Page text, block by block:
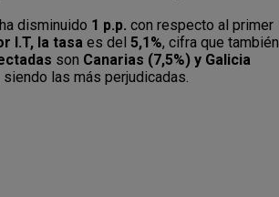
disminuido 1 p.p. con respecto al primer
I.T, la tasa es del 5,1%, cifra que también
son Canarias (7,5%) y Galicia
siendo las más perjudicadas.